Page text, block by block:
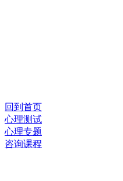
回到首页
心理测试
心理专题
咨询课程